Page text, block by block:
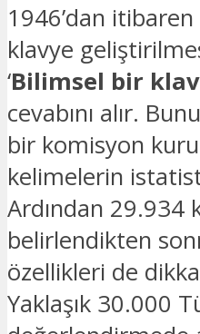
1946’dan
klavye
‘Bilimsel bir
cevabını alır.
bir komisyon
kelimelerin
Ardından
belirlendikten
özellikleri de
Yaklaşık 30.000